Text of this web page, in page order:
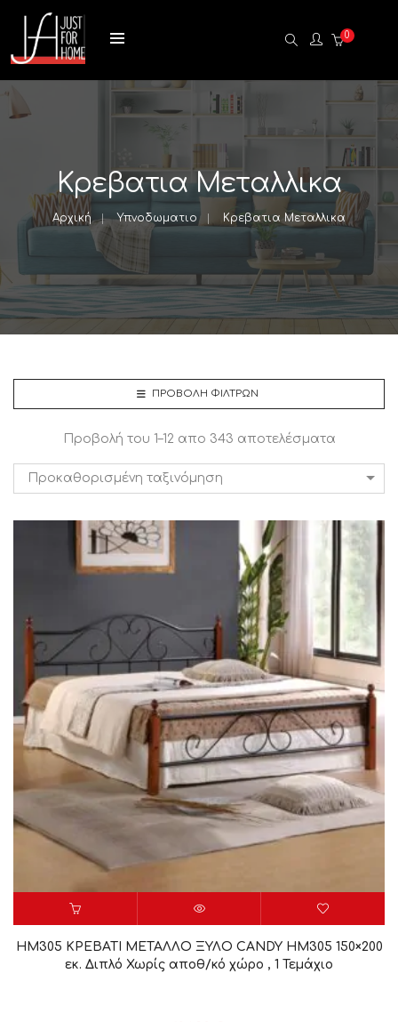
0
Κρεβατια Μεταλλικα
Αρχική Υπνοδωματιο Κρεβατια Μεταλλικα
ΠΡΟΒΟΛΉ ΦΊΛΤΡΩΝ
Προβολή του 1–12 απο 343 αποτελέσματα
Προκαθορισμένη ταξινόμηση
HM305 ΚΡΕΒΑΤΙ ΜΕΤΑΛΛΟ ΞΥΛΟ CANDY HM305 150×200
εκ. Διπλό Χωρίς αποθ/κό χώρο , 1 Τεμάχιο